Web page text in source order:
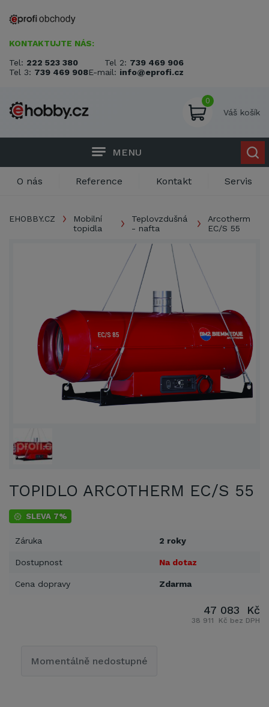
KONTAKTUJTE NÁS:
Tel: 222 523 380 Tel 2: 739 469 906
Tel 3: 739 469 908E-mail: info@eprofi.cz
0
Váš košík
MENU
O nás Reference Kontakt Servis
EHOBBY.CZ
Mobilní
topidla
Teplovzdušná
- nafta
Arcotherm
EC/S 55
TOPIDLO ARCOTHERM EC/S 55
SLEVA 7%
Záruka 2 roky
Dostupnost Na dotaz
Cena dopravy Zdarma
47 083 Kč
38 911 Kč bez DPH
Momentálně nedostupné